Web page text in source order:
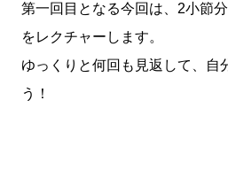
第一回目となる今回は、2小節
をレクチャーします。
ゆっくりと何回も見返して、自
う！